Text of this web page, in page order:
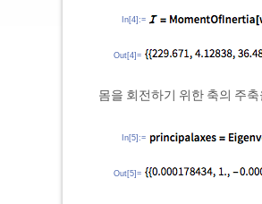
In[4]:=
Out[4]=
몸을 회전하기 위한 축의 주
In[5]:=
Out[5]=